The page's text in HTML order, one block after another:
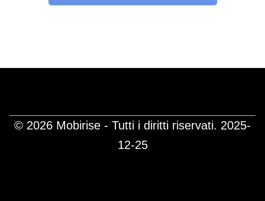
© 2026 Mobirise - Tutti i diritti riservati. 2025-
12-25